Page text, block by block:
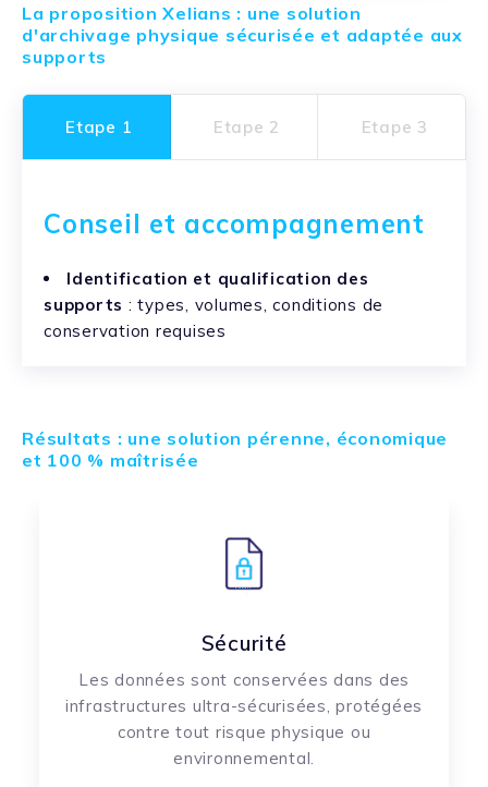
La proposition Xelians : une solution
d'archivage physique sécurisée et adaptée aux
supports
Etape 1 Etape 2 Etape 3
Conseil et accompagnement
Identification et qualification des
supports : types, volumes, conditions de
conservation requises
Résultats : une solution pérenne, économique
et 100 % maîtrisée
Sécurité
Les données sont conservées dans des
infrastructures ultra-sécurisées, protégées
contre tout risque physique ou
environnemental.